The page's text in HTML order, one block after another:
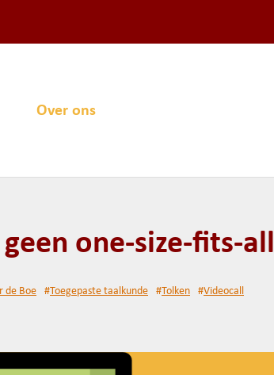
Over ons
one-size-fits-all
de Boe #Toegepaste taalkunde #Tolken #Videocall